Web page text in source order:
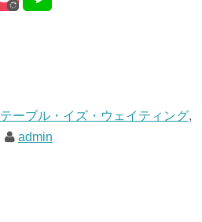
テーブル・イズ・ウェイティング,
admin